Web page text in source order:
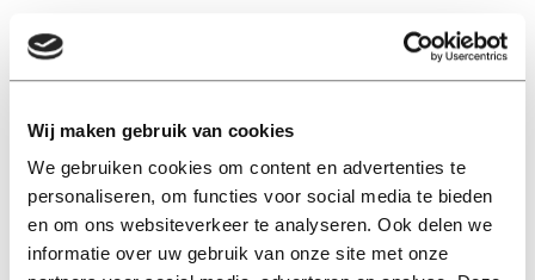
Wij maken gebruik van cookies
We gebruiken cookies om content en advertenties te
personaliseren, om functies voor social media te bieden
en om ons websiteverkeer te analyseren. Ook delen we
informatie over uw gebruik van onze site met onze
EN
Mederwerkers
Nieuws